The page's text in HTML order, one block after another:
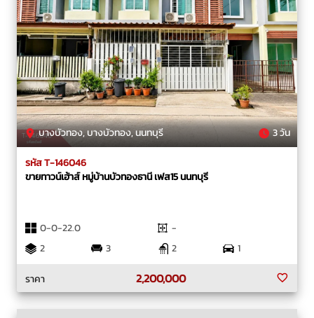
บางบัวทอง, บางบัวทอง, นนทบุรี 3 วัน
รหัส T-146046
ขายทาวน์เฮ้าส์ หมู่บ้านบัวทองธานี เฟส15 นนทบุรี
0-0-22.0
-
2
3 2
1
ราคา
2,200,000